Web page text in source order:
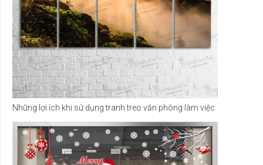
Những lợi ích khi sử dụng tranh treo văn phòng làm việc